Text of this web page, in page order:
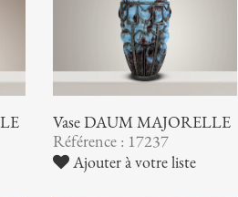
Vase DAUM MAJORELLE
Référence : 17237
Ajouter à votre liste